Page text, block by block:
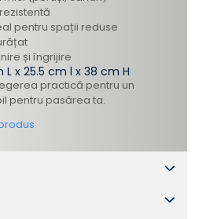
pentru spații reduse
și îngrijire
x 25.5 cm l x 38 cm H
practică pentru un
pentru pasărea ta.